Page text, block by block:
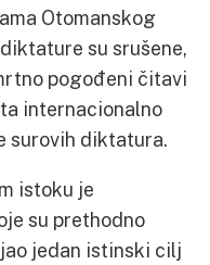
Otomanskog
su srušene,
pogođeni čitavi
internacionalno
surovih diktatura.
istoku je
su prethodno
jedan istinski cilj